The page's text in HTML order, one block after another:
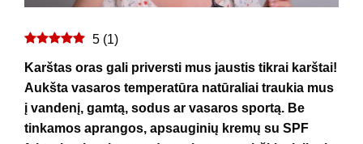
5 (1)
Karštas oras gali priversti mus jaustis tikrai karštai!
Aukšta vasaros temperatūra natūraliai traukia mus
į vandenį, gamtą, sodus ar vasaros sportą. Be
tinkamos aprangos, apsauginių kremų su SPF